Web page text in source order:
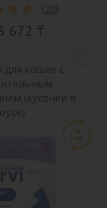
(20)
672 ₸
для кошек с
(кусочки в